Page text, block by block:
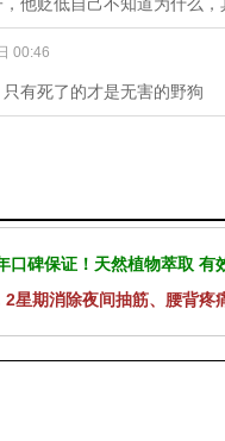
他贬低自己不知道为什么
00:46
有死了的才是无害的野狗
口碑保证！天然植物萃取 有
2星期消除夜间抽筋、腰背疼